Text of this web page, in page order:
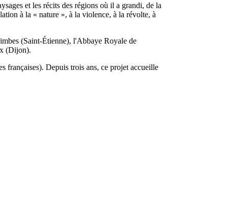
et les récits des régions où il a grandi, de la
à la « nature », à la violence, à la révolte, à
(Saint-Étienne), l'Abbaye Royale de
(Dijon).
françaises). Depuis trois ans, ce projet accueille